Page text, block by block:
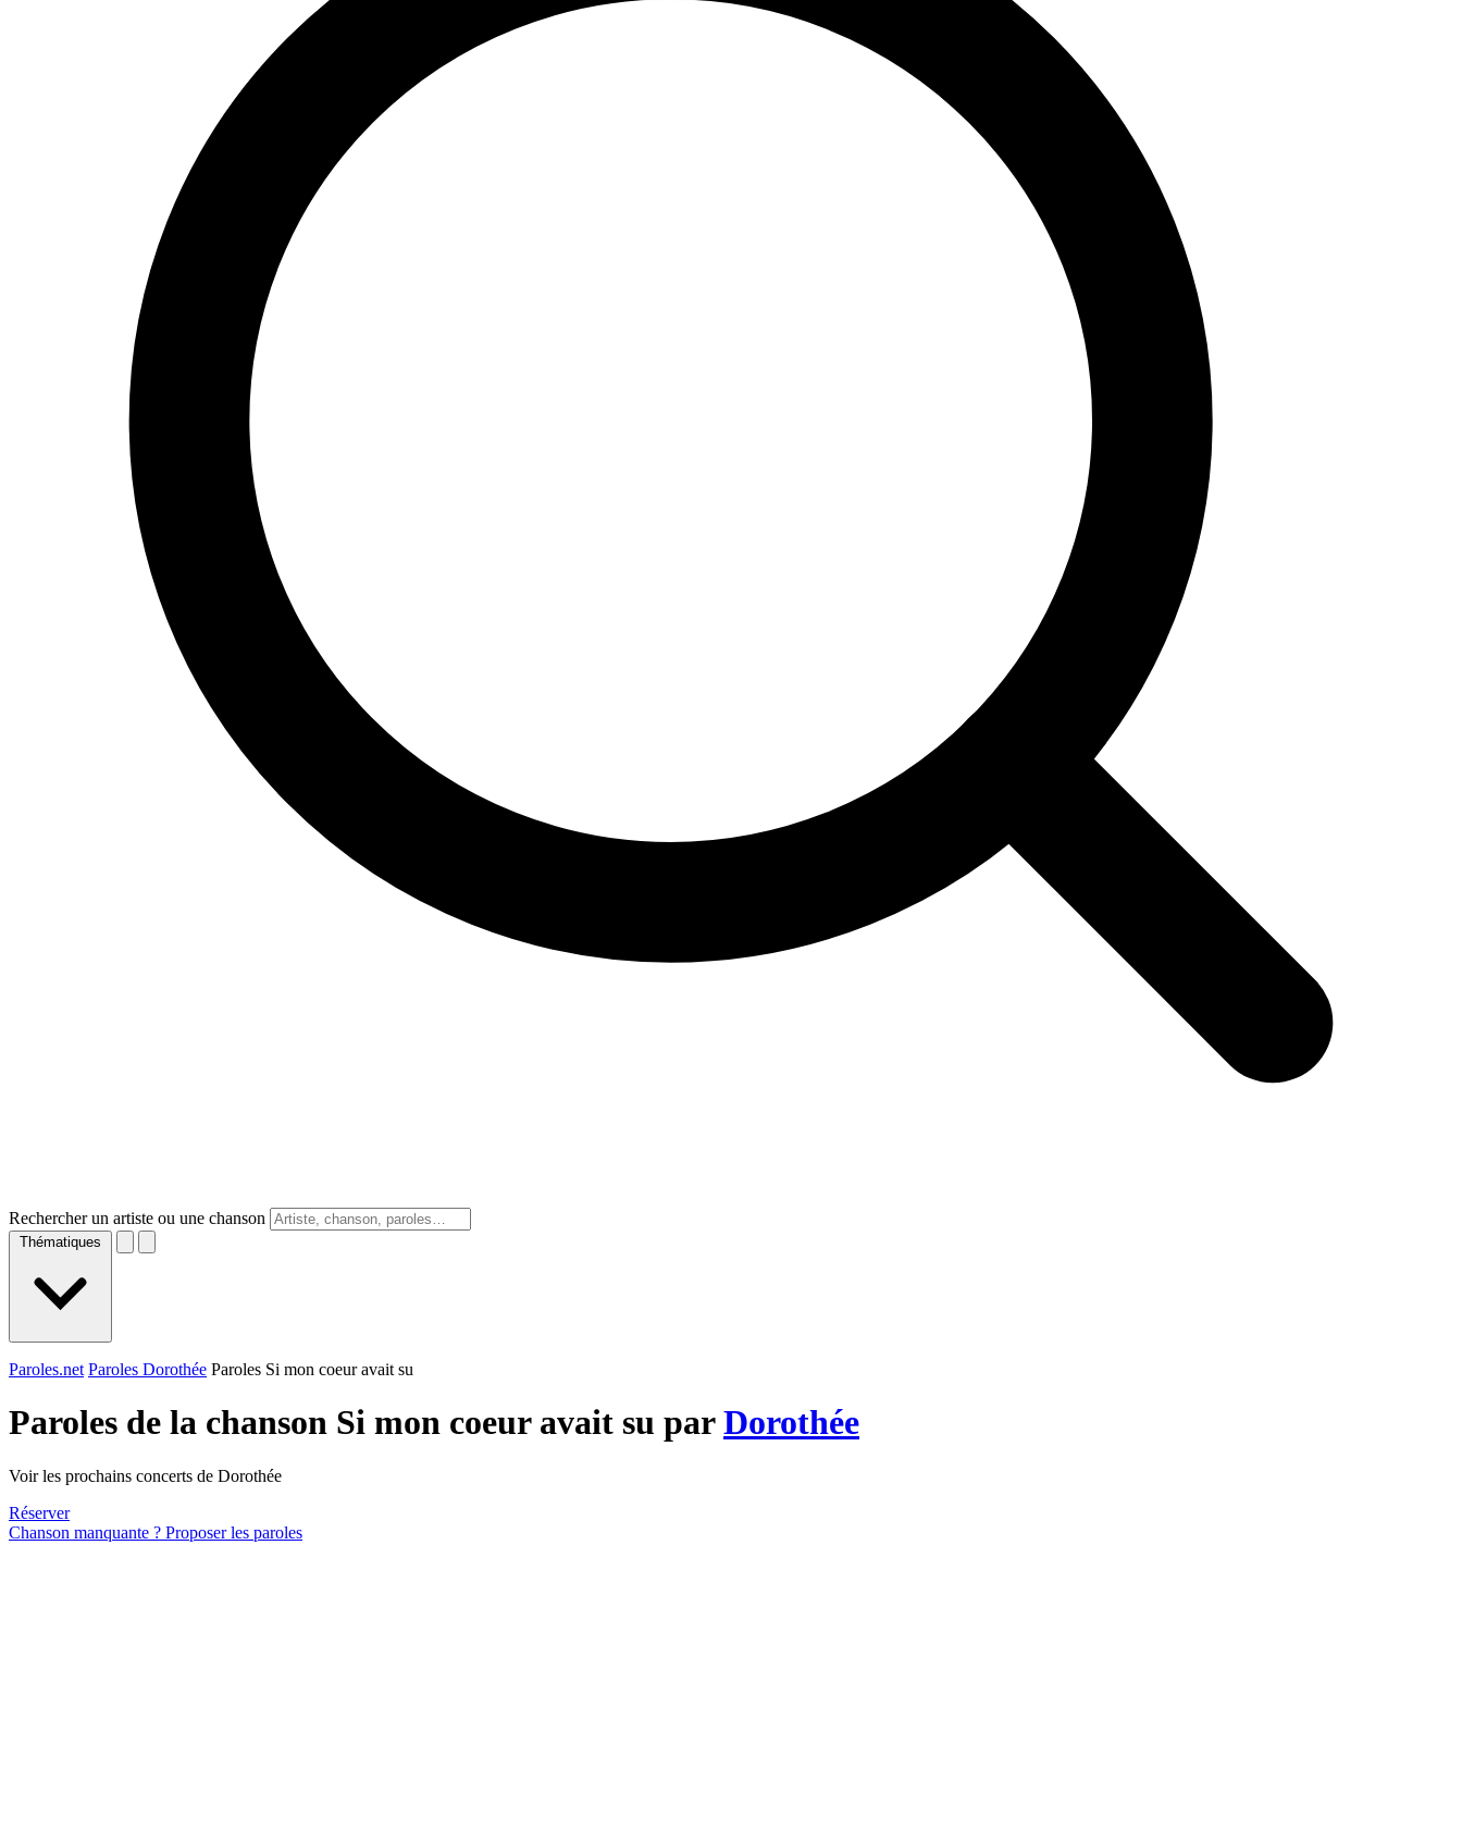
Rechercher un artiste ou une chanson
Thématiques
Paroles.net Paroles Dorothée Paroles Si mon coeur avait su
Paroles de la chanson Si mon coeur avait su parDorothée
Voir les prochains concerts de Dorothée
Réserver
Chanson manquante ? Proposer les paroles